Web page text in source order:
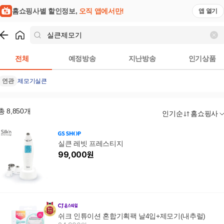
홈쇼핑사별 할인정보, 오직 앱에서만! 앱 열기
전체 예정방송 지난방송 인기상품
연관 제모기 실큰
8,850개 인기순 홈쇼핑사
실큰 레빗 프레스티지
99,000원
쉬크 인튜이션 혼합기획팩 날4입+제모기(내추럴)